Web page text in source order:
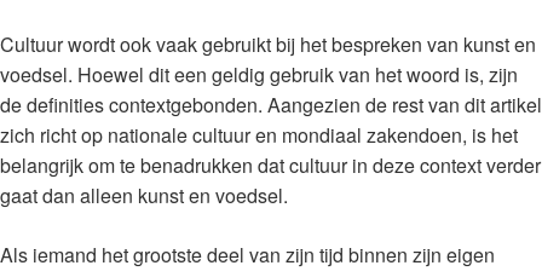
Cultuur wordt ook vaak gebruikt bij het bespreken van kunst en
voedsel. Hoewel dit een geldig gebruik van het woord is, zijn
de definities contextgebonden. Aangezien de rest van dit artikel
zich richt op nationale cultuur en mondiaal zakendoen, is het
belangrijk om te benadrukken dat cultuur in deze context verder
gaat dan alleen kunst en voedsel.
Als iemand het grootste deel van zijn tijd binnen zijn eigen